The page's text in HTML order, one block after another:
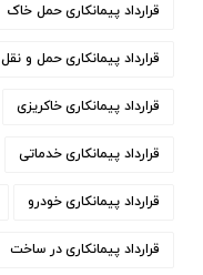
قرارداد پیمانکاری حمل خاک
قرارداد پیمانکاری حمل و نقل
قرارداد پیمانکاری خاکریزی
قرارداد پیمانکاری خدماتی
قرارداد پیمانکاری خودرو
قرارداد پیمانکاری در ساخت